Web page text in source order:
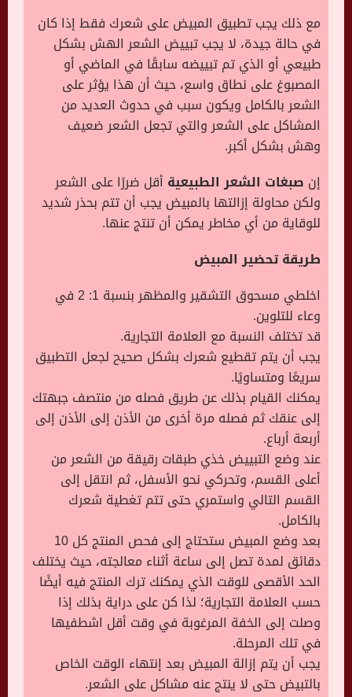
مع ذلك يجب تطبيق المبيض على شعرك فقط إذا كان
في حالة جيدة، لا يجب تبييض الشعر الهش بشكل
طبيعي أو الذي تم تبييضه سابقًا في الماضي أو
المصبوغ على نطاق واسع، حيث أن هذا يؤثر على
الشعر بالكامل ويكون سبب في حدوث العديد من
المشاكل على الشعر والتي تجعل الشعر ضعيف
وهش بشكل أكبر.
إن صبغات الشعر الطبيعية أقل ضررًا على الشعر
ولكن محاولة إزالتها بالمبيض يجب أن تتم بحذر شديد
للوقاية من أي مخاطر يمكن أن تنتج عنها.
طريقة تحضير المبيض
اخلطي مسحوق التشقير والمظهر بنسبة 1: 2 في
وعاء للتلوين.
قد تختلف النسبة مع العلامة التجارية.
يجب أن يتم تقطيع شعرك بشكل صحيح لجعل التطبيق
سريعًا ومتساويًا.
يمكنك القيام بذلك عن طريق فصله من منتصف جبهتك
إلى عنقك ثم فصله مرة أخرى من الأذن إلى الأذن إلى
أربعة أرباع.
عند وضع التبييض خذي طبقات رقيقة من الشعر من
أعلى القسم، وتحركي نحو الأسفل، ثم انتقل إلى
القسم التالي واستمري حتى تتم تغطية شعرك
بالكامل.
بعد وضع المبيض ستحتاج إلى فحص المنتج كل 10
دقائق لمدة تصل إلى ساعة أثناء معالجته، حيث يختلف
الحد الأقصى للوقت الذي يمكنك ترك المنتج فيه أيضًا
حسب العلامة التجارية؛ لذا كن على دراية بذلك إذا
وصلت إلى الخفة المرغوبة في وقت أقل اشطفيها
في تلك المرحلة.
يجب أن يتم إزالة المبيض بعد إنتهاء الوقت الخاص
بالتبيض حتى لا ينتج عنه مشاكل على الشعر.